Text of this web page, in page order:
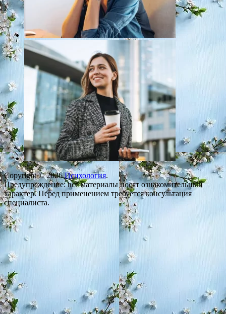
Copyright © 2026Психология.
Предупреждение: все материалы носят ознакомительный
характер. Перед применением требуется консультация
специалиста.